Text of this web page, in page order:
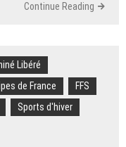
Continue Reading
Libéré
de France
FFS
Sports d'hiver